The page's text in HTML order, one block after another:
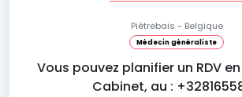
Piètrebais - Belgique
Médecin généraliste
Vous pouvez planifier un RDV
Cabinet, au :